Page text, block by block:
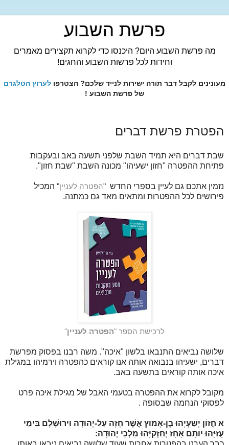
פרשת השבוע
מה פרשת השבוע היום? היכנסו כדי לקרוא תקצירים מאמרים
וחידות לכל פרשות השבוע והחגים!
מעונינים לקבל דבר תורה ישירות לנייד שלכם? הצטרפו לערוץ הטלגרם
של פרשת השבוע !
הפטרת פרשת דברים
שבת דברים היא תמיד השבת שלפני תשעה באב ובעקבות
פתיחת ההפטרה "חזון ישעיהו" מכונה השבת "שבת חזון".
נזמין אתכם גם לעיין בספרי החדש "הפטרה לעניין" המכיל
פירושים לכל ההפטרות ומתאים מאד גם כמתנה.
לרכישת הספר "הפטרה לעניין"
שלושה נביאים התנבאו בלשון "איכה". משה רבנו בפסוק מפרשת
דברים, ישעיהו בנבואה אותה אנו קוראים כהפטרה וירמיהו במגילת
איכה אותה קוראים בתשעה באב.
מקובל לקרוא את ההפטרה בטעמי האבל של מגילת איכה פרט
לפסוקי הנחמה שבסופה .
א חֲזוֹן יְשַׁעְיָהוּ בֶן-אָמוֹץ אֲשֶׁר חָזָה עַל-יְהוּדָה וִירוּשָׁלָם בִּימֵי
עֻזִּיָּהוּ יוֹתָם אָחָז יְחִזְקִיָּהוּ מַלְכֵי יְהוּדָה: